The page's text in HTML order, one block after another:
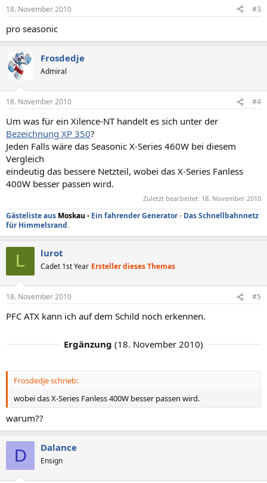
18. November 2010 #3
pro seasonic
Frosdedje
Admiral
18. November 2010 #4
Um was für ein Xilence-NT handelt es sich unter der
Bezeichnung XP 350?
Jeden Falls wäre das Seasonic X-Series 460W bei diesem
Vergleich
eindeutig das bessere Netzteil, wobei das X-Series Fanless
400W besser passen wird.
Zuletzt bearbeitet: 18. November 2010
Gästeliste aus Moskau - Ein fahrender Generator- Das Schnellbahnnetz
für Himmelsrand.
L lurot
Cadet 1st Year Ersteller dieses Themas
18. November 2010 #5
PFC ATX kann ich auf dem Schild noch erkennen.
Ergänzung (18. November 2010)
Frosdedje schrieb:
wobei das X-Series Fanless 400W besser passen wird.
warum??
D Dalance
Ensign